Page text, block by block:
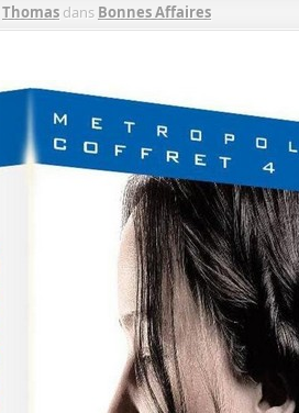
Thomas dans Bonnes Affaires